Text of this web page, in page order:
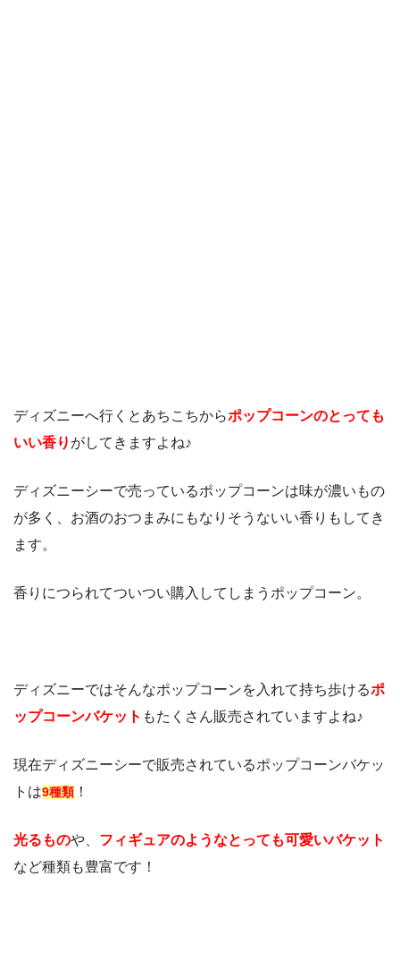
ディズニーへ行くとあちこちからポップコーンのとっても
いい香り がしてきますよね♪
ディズニーシーで売っているポップコーンは味が濃いもの
が多く、お酒のおつまみにもなりそうないい香りもしてき
ます。
香りにつられてついつい購入してしまうポップコーン。
ディズニーではそんなポップコーンを入れて持ち歩けるポ
ップコーンバケット もたくさん販売されていますよね♪
現在ディズニーシーで販売されているポップコーンバケッ
トは9種類 ！
光るものや、 フィギュアのようなとっても可愛いバケット
など種類も豊富です！